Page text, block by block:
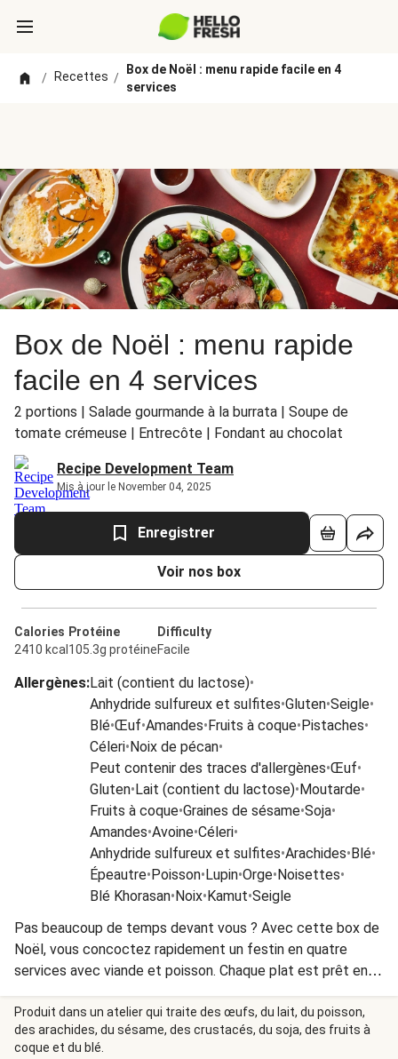
/ Recettes /
Box de Noël : menu rapide facile en 4
services
Box de Noël : menu rapide
facile en 4 services
2 portions | Salade gourmande à la burrata | Soupe de
tomate crémeuse | Entrecôte | Fondant au chocolat
Recipe Development Team
Mis à jour le November 04, 2025
Enregistrer
Voir nos box
Calories
2410 kcal
Protéine
105.3g protéine
Difficulty
Facile
Allergènes:Lait (contient du lactose)•
Anhydride sulfureux et sulfites•Gluten•Seigle•
Blé•Œuf•Amandes•Fruits à coque•Pistaches•
Céleri•Noix de pécan•
Peut contenir des traces d'allergènes•Œuf•
Gluten•Lait (contient du lactose)•Moutarde•
Fruits à coque•Graines de sésame•Soja•
Amandes•Avoine•Céleri•
Anhydride sulfureux et sulfites•Arachides•Blé•
Épeautre•Poisson•Lupin•Orge•Noisettes•
Blé Khorasan•Noix•Kamut•Seigle
Pas beaucoup de temps devant vous ? Avec cette box de
Noël, vous concoctez rapidement un festin en quatre
services avec viande et poisson. Chaque plat est prêt en
seulement 25 minutes !
Produit dans un atelier qui traite des œufs, du lait, du poisson,
des arachides, du sésame, des crustacés, du soja, des fruits à
coque et du blé.